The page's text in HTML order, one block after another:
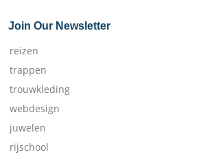
Join Our Newsletter
reizen
trappen
trouwkleding
webdesign
juwelen
rijschool